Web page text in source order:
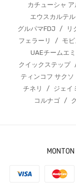
カチューシャ
エウスカルテ
グルパマFDJ
/ リ
フェラーリ
/ モ
UAEチームエ
クイックステップ
ティンコフ サクソ
チネリ
/ ジェイ
コルナゴ
/